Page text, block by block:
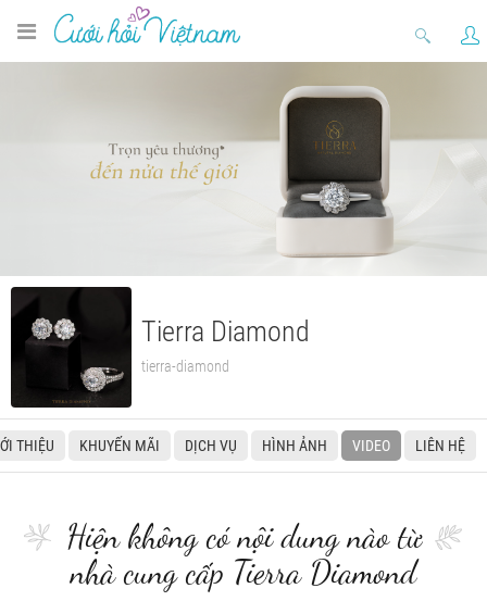
Tierra Diamond
tierra-diamond
THIỆU KHUYẾN MÃI DỊCH VỤ HÌNH ẢNH VIDEO LIÊN HỆ
Hiện không có nội dung nào từ
nhà cung cấp Tierra Diamond